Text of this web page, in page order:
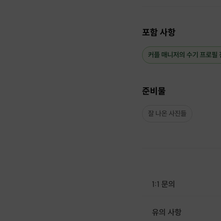
포함 사항
커플 매니저의 수기 프로필
준비물
잘 나온 사진들
1:1 문의
유의 사항